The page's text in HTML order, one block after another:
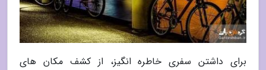
برای داشتن سفری خاطره انگیز، از کشف مکان های